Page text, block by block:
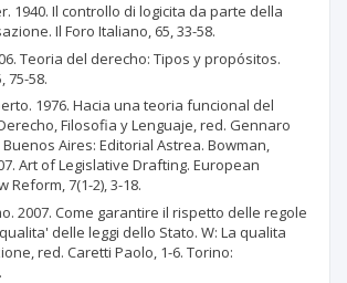
1940. Il controllo di logicita da parte della
Il Foro Italiano, 65, 33-58.
Teoria del derecho: Tipos y propósitos.
75-58.
1976. Hacia una teoria funcional del
Filosofia y Lenguaje, red. Gennaro
Buenos Aires: Editorial Astrea. Bowman,
Art of Legislative Drafting. European
Reform, 7(1-2), 3-18.
2007. Come garantire il rispetto delle regole
delle leggi dello Stato. W: La qualita
red. Caretti Paolo, 1-6. Torino: